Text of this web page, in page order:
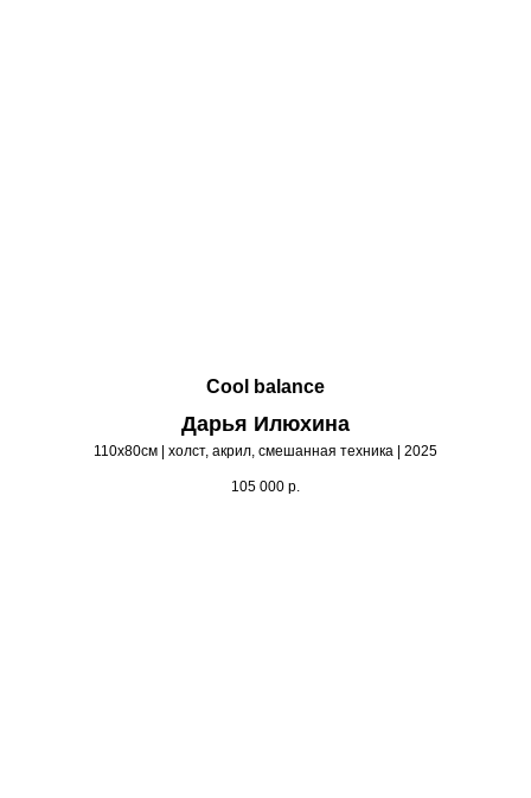
Cool balance
Дарья Илюхина
110х80см | холст, акрил, смешанная техника | 2025
105 000 р.